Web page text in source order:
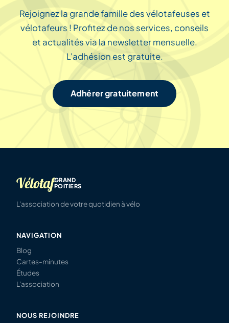
Rejoignez la grande famille des vélotafeuses et
vélotafeurs ! Profitez de nos services, conseils
et actualités via la newsletter mensuelle.
L'adhésion est gratuite.
Adhérer gratuitement
VélotafGRAND
POITIERS
L'association de votre quotidien à vélo
NAVIGATION
Blog
Cartes-minutes
Études
L'association
NOUS REJOINDRE